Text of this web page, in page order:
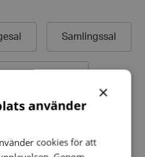
Samlingssal
församlingshem
×
använder
cookies för att